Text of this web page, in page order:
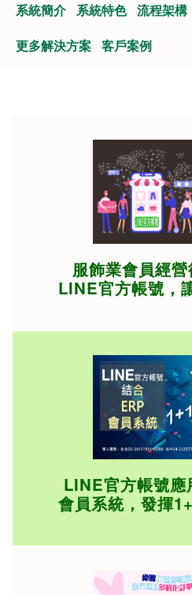
系統簡介 系統特色 流程架構
更多解決方案 客戶案例
服飾業會員經
LINE官方帳號，
LINE官方帳號應
會員系統，發揮